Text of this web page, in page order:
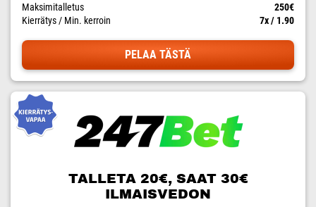
Maksimitalletus
250€
Kierrätys / Min. kerroin
7x / 1.90
PELAA TÄSTÄ
TALLETA 20€, SAAT 30€
ILMAISVEDON